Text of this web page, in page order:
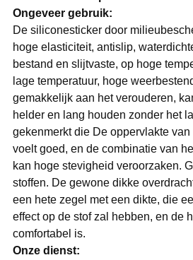
Ongeveer gebruik:
De siliconesticker door
hoge elasticiteit, antislip,
bestand en slijtvaste, op hoge
lage temperatuur, hoge
gemakkelijk aan het verouderen,
helder en lang houden zonder het
gekenmerkt die De oppervlakte
voelt goed, en de combinatie van
kan hoge stevigheid veroorzaken.
stoffen. De gewone dikke
een hete zegel met een dikte, die
effect op de stof zal hebben, en de
comfortabel is.
Onze dienst: